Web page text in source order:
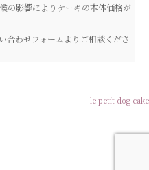
の影響によりケーキの本体価格が
合わせフォームよりご相談くださ
le petit dog cake